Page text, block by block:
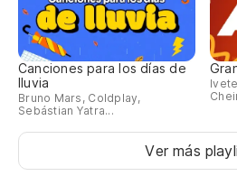
Canciones para los días de
lluvia
Bruno Mars, Coldplay,
Sebástian Yatra...
Ver más